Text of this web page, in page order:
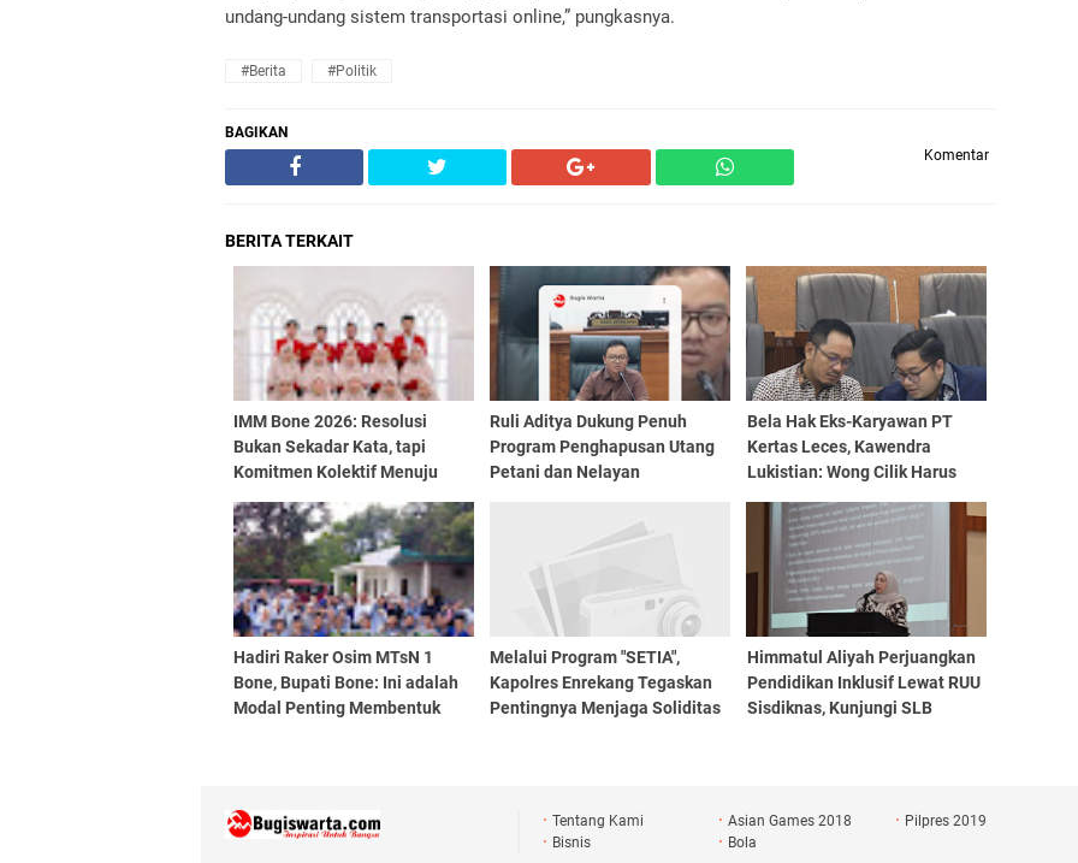
undang-undang sistem transportasi online,” pungkasnya.
#Berita #Politik
BAGIKAN
Komentar
BERITA TERKAIT
IMM Bone 2026: Resolusi
Bukan Sekadar Kata, tapi
Komitmen Kolektif Menuju
Ruli Aditya Dukung Penuh
Program Penghapusan Utang
Petani dan Nelayan
Bela Hak Eks-Karyawan PT
Kertas Leces, Kawendra
Lukistian: Wong Cilik Harus
Hadiri Raker Osim MTsN 1
Bone, Bupati Bone: Ini adalah
Modal Penting Membentuk
Melalui Program "SETIA",
Kapolres Enrekang Tegaskan
Pentingnya Menjaga Soliditas
Himmatul Aliyah Perjuangkan
Pendidikan Inklusif Lewat RUU
Sisdiknas, Kunjungi SLB
Tentang Kami Asian Games 2018
Pilpres 2019
Bisnis
Bola